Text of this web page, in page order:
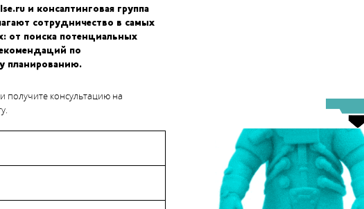
и консалтинговая группа
сотрудничество в самых
от поиска потенциальных
по
планированию.
получите консультацию на
в 2013 году в качестве спонсора и с тех пор отвечает за
и производства деталей для сверхзвукового
с учетом анатомических особенностей рук водителя
из титанового порошка – это прочная и легкая деталь,
высоких скоростях.
Bloodhound LSR развил скорость в 628 миль/ч (1011 км/ч),